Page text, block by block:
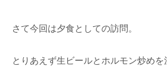
さて今回は夕食としての訪問。
とりあえず生ビールとホルモン炒めを